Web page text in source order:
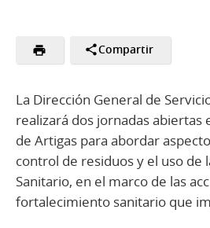
Compartir
La Dirección General de
realizará dos jornadas
de Artigas para abordar
control de residuos y el uso de
Sanitario, en el marco de las
fortalecimiento sanitario que